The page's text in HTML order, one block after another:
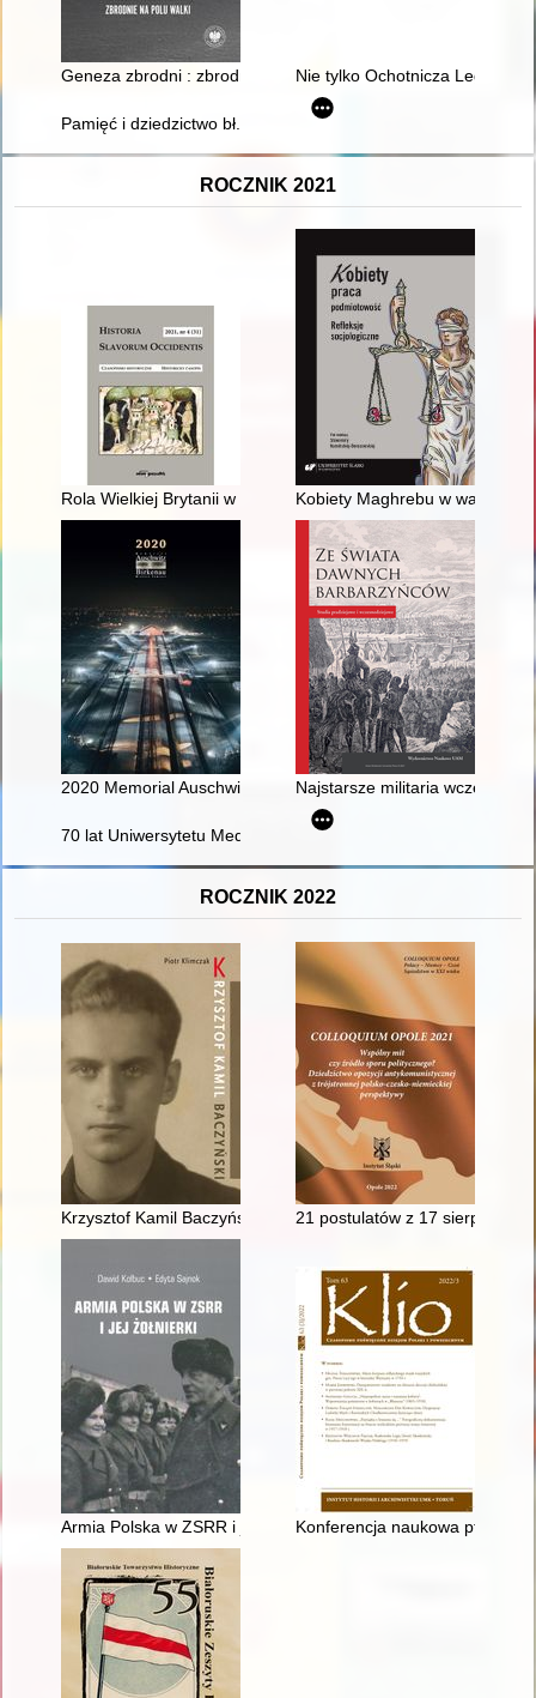
Geneza zbrodni : zbrodnie na polu walkiNie tylko Ochotnicza Legia
Pamięć i dziedzictwo bł. księdza Jerzego Popiełuszki
ROCZNIK 2021
Rola Wielkiej Brytanii w ustanowieniu systemu ochrony praw
Kobiety Maghrebu w walce o
2020 Memorial Auschwitz Birkenau Miejsce Pamięci
Najstarsze militaria
70 lat Uniwersytetu Medycznego im. Piastów Śląskich we
ROCZNIK 2022
Krzysztof Kamil Baczyński 21 postulatów z 17 sierpnia
Armia Polska w ZSRR i jej żołnierkiKonferencja naukowa pt.